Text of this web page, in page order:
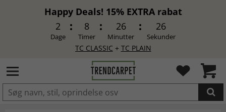
Happy Deals! 15% EXTRA rabat
2
Dage
8
Timer
26
Minutter
25
Sekunder
TC CLASSIC + TC PLAIN